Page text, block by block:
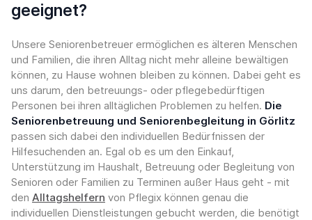
geeignet?
Unsere Seniorenbetreuer ermöglichen es älteren Menschen
und Familien, die ihren Alltag nicht mehr alleine bewältigen
können, zu Hause wohnen bleiben zu können. Dabei geht es
uns darum, den betreuungs- oder pflegebedürftigen
Personen bei ihren alltäglichen Problemen zu helfen. Die
Seniorenbetreuung und Seniorenbegleitung in Görlitz
passen sich dabei den individuellen Bedürfnissen der
Hilfesuchenden an. Egal ob es um den Einkauf,
Unterstützung im Haushalt, Betreuung oder Begleitung von
Senioren oder Familien zu Terminen außer Haus geht - mit
den Alltagshelfern von Pflegix können genau die
individuellen Dienstleistungen gebucht werden, die benötigt